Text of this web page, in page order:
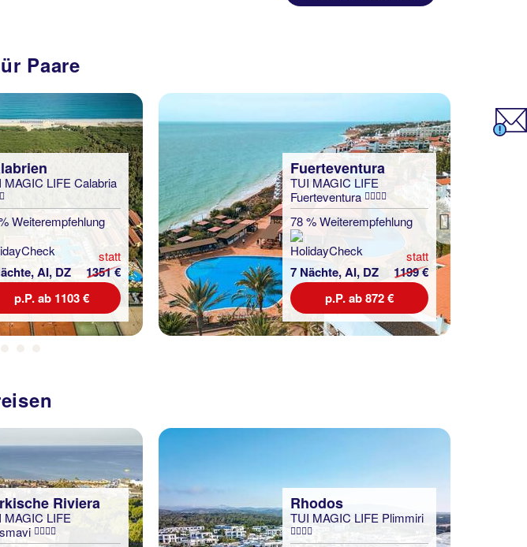
Paare
MAGIC LIFE Calabria
Weiterempfehlung
AI, DZ
statt
1351 €
p.P. ab 1103 €
Fuerteventura
TUI MAGIC LIFE
Fuerteventura
78 % Weiterempfehlung
7 Nächte, AI, DZ
statt
1199 €
p.P. ab 872 €
Next
Riviera
MAGIC LIFE
Rhodos
TUI MAGIC LIFE Plimmiri